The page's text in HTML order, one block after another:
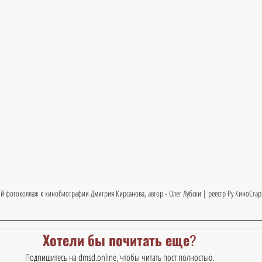
фотоколлаж к кинобиографии Дмитрия Кирсанова, автор - Олег Лубски | реестр Ру
Хотели бы почитать еще?
Подпишитесь на dmsd.online, чтобы читать пост полностью.